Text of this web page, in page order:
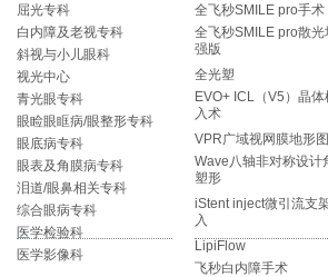
屈光专科
白内障及老视专科
斜视与小儿眼科
视光中心
青光眼专科
眼睑眼眶病/眼整形专科
眼底病专科
眼表及角膜病专科
泪道/眼鼻相关专科
综合眼病专科
医学检验科
医学影像科
全飞秒SMILE pro手术
全飞秒SMILE pro散光
强版
全光塑
EVO+ ICL（V5）晶体
入术
VPR广域视网膜地形图
Wave八轴非对称设计
塑形
iStent inject微引流支
入
LipiFlow
飞秒白内障手术